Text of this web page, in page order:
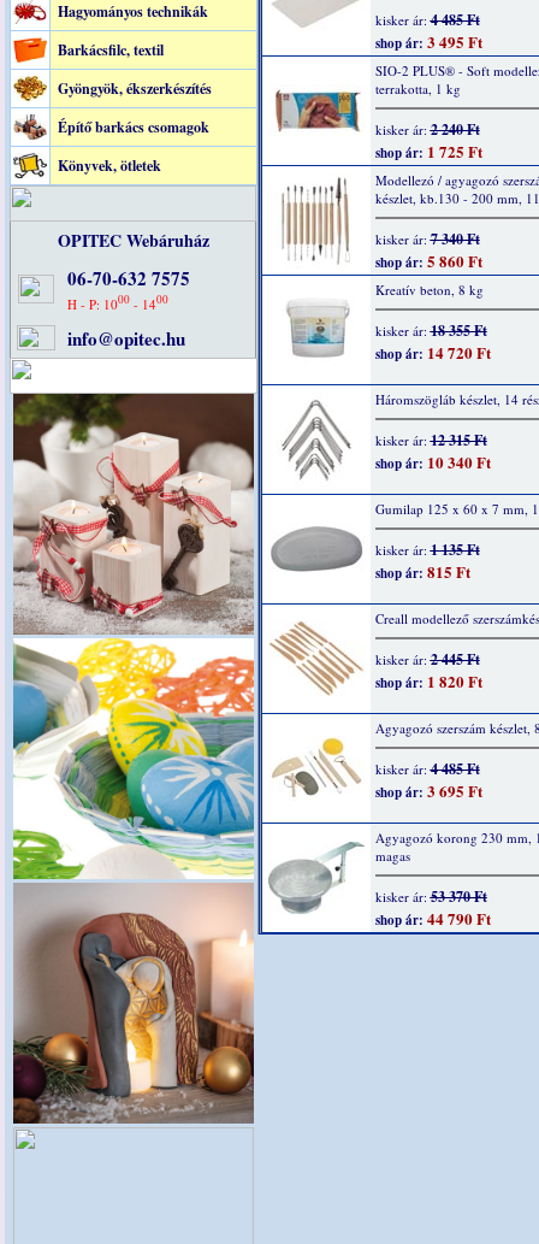
Hagyományos technikák
Barkácsfilc, textil
Gyöngyök, ékszerkészítés
Építő barkács csomagok
Könyvek, ötletek
OPITEC Webáruház
06-70-632 7575
H - P: 1000 - 1400
info@opitec.hu
kisker ár:4 485 Ft
shop ár: 3 495 Ft
SIO-2 PLUS® - Soft
terrakotta, 1 kg
kisker ár:2 240 Ft
shop ár: 1 725 Ft
Modellezó / agyagozó
készlet, kb.130 - 200 mm, 11
kisker ár:7 340 Ft
shop ár: 5 860 Ft
Kreatív beton, 8 kg
kisker ár:18 355 Ft
shop ár: 14 720 Ft
Háromszögláb készlet, 14
kisker ár:12 315 Ft
shop ár: 10 340 Ft
Gumilap 125 x 60 x 7 mm,
kisker ár:1 135 Ft
shop ár: 815 Ft
Creall modellező
kisker ár:2 445 Ft
shop ár: 1 820 Ft
Agyagozó szerszám készlet,
kisker ár:4 485 Ft
shop ár: 3 695 Ft
Agyagozó korong 230 mm,
magas
kisker ár:53 370 Ft
shop ár: 44 790 Ft